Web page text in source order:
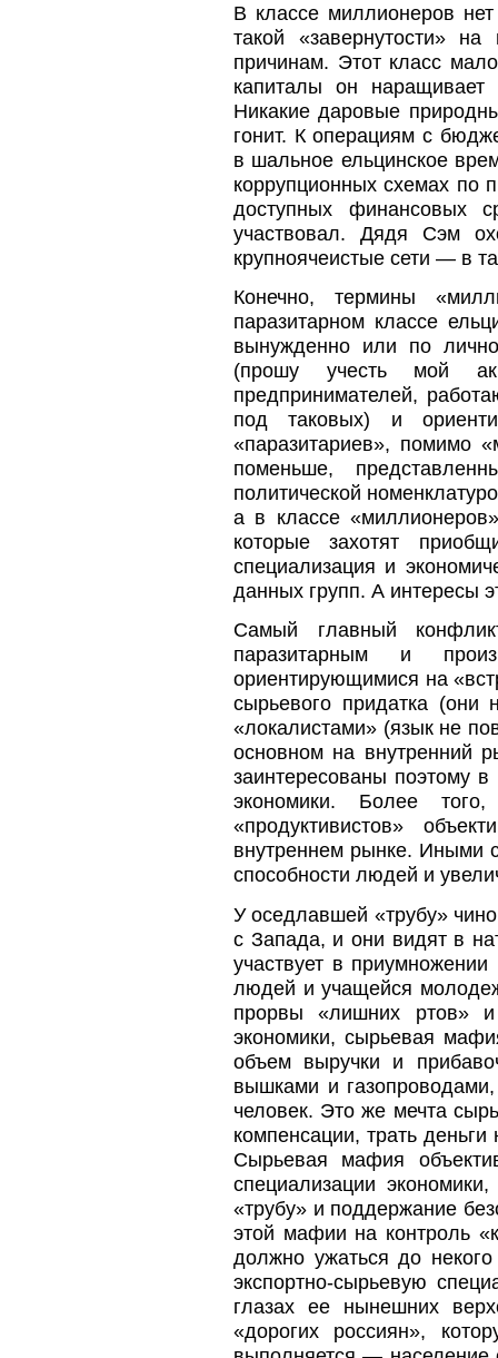
В классе миллионеров
такой «завернутости»
причинам. Этот класс
капиталы он наращивает
Никакие даровые
гонит. К операциям с
в шальное ельцинское
коррупционных схемах по
доступных финансовых
участвовал. Дядя Сэм
крупноячеистые сети — в
Конечно, термины
паразитарном классе
вынужденно или по
(прошу учесть мой
предпринимателей,
под таковых) и
«паразитариев», помимо
поменьше,
политической
а в классе
которые захотят
специализация и
данных групп. А интересы
Самый главный
паразитарным и
ориентирующимися на
сырьевого придатка (они
«локалистами» (язык не
основном на внутренний
заинтересованы поэтому
экономики. Более
«продуктивистов»
внутреннем рынке. Иными
способности людей и
У оседлавшей «трубу»
с Запада, и они видят в
участвует в
людей и учащейся
прорвы «лишних ртов»
экономики, сырьевая
объем выручки и
вышками и
человек. Это же мечта
компенсации, трать
Сырьевая мафия
специализации
«трубу» и поддержание
этой мафии на контроль
должно ужаться до
экспортно-сырьевую
глазах ее нынешних
«дорогих россиян»,